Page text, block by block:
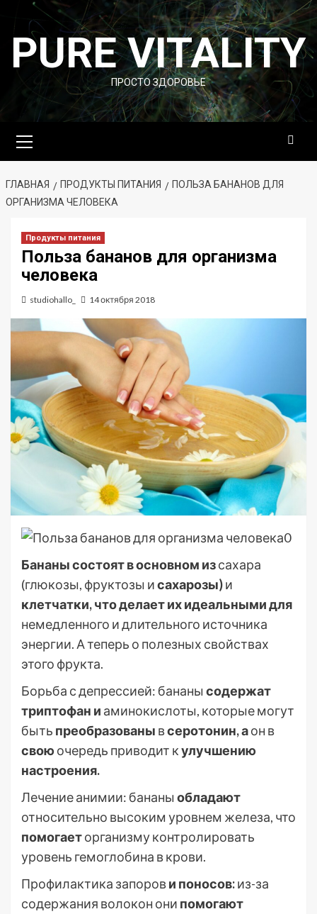
Перейти
содержимому
PURE VITALITY
ПРОСТО ЗДОРОВЬЕ
меню
ГЛАВНАЯ ПРОДУКТЫ ПИТАНИЯ
ПОЛЬЗА БАНАНОВ ДЛЯ
ОРГАНИЗМА ЧЕЛОВЕКА
Продукты питания
Польза бананов для организма
человека
studiohallo_ 14 октября 2018
Бананы состоят в основном изсахара
(глюкозы, фруктозы исахарозы)и
клетчатки, что делает их идеальными для
немедленного и длительного источника
энергии. А теперь о полезных свойствах
этого фрукта.
Борьба с депрессией: бананы содержат
триптофан и аминокислоты, которые могут
быть преобразованы всеротонин, аон в
свою очередь приводит кулучшению
настроения.
Лечение анимии: бананы обладают
относительно высоким уровнем железа, что
помогаеторганизму контролировать
уровень гемоглобина в крови.
Профилактика запорови поносов:из-за
содержания волокон они помогают